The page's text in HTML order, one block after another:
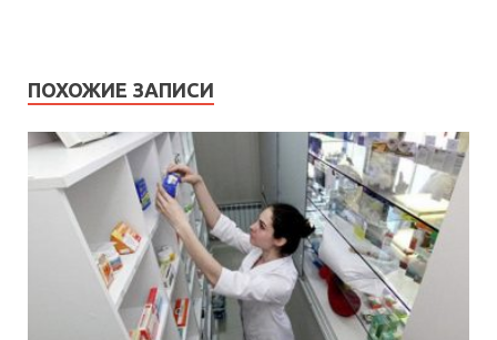
ПОХОЖИЕ ЗАПИСИ